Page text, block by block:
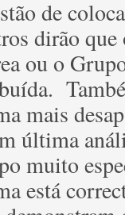
de
dirão que
ou o
mais
última
muito
está